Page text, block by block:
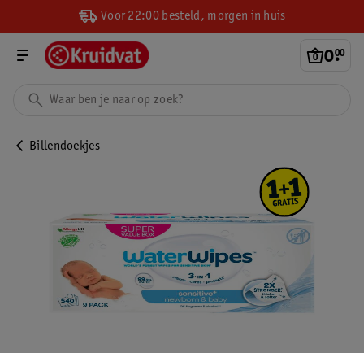
Voor 22:00 besteld, morgen in huis
0.
00
Billendoekjes